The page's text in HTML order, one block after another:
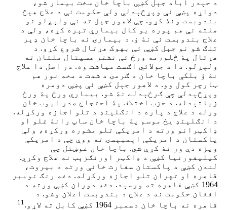
د حېدر اباد جېل کښې باچا خان سخت بیمار شو،
دواړه پښې ئې وپړڅېدلې ولې حکومت ئې د علاج هېڅ
بندوبست ونۀ کړو. چې لاهور جېل ته ئې ولېږلو نو
هلته ئې هم پوره یو کال بیماري تېره کړه، ولې د
علاج بندوبست ئې نۀ ؤ. د بیمارۍ نه باچا خان ډېر
تنګ شو نو جېل کښې ئې بهوک هړتال شروع کړو. د
هړتال پۀ څلورمه ورځ ئې نشتر هسپتال ملتان ته
ولېږلو. دا د جولائي اګست میاشت وه. در اصل دا علاج
نۀ ؤ بلکې باچا خان د ګرمۍ د شدت د مخه نور هم
ټارچر کول وو. د لاهور جېل کښې ئې پښې دومره
وپړڅېدلې چې ګرځېدلے نۀ شو. بیماري ورځ پۀ ورځ
زیاتېدله. د حزب اختلاف پۀ احتجاج صدر ایوب خان
ورله د علاج د پاره د انګلېنډ د تلو اجازه ورکړله.
د انګلېنډ یخ موسم پۀ باچا خان ساپ رانۀ غلو او
ډاکټرانو ورته د امریکې تلو مشوره ورکړه، ولې
پاکستان د امریکې اېمبېسۍ ته ووې چې د امریکې
ویزه دې ور نۀ کړې شي. باچا خان غوښتل چې
کیلیفورنیا کښې د ډاکټر اورنګزېب نه علاج وکړي.
لندن کښې د پاکستان سفارت خانې ورته د بیروت،
قاهره او تهران تلو اجازه ورکړله. دغه رنګ نومبر
1964 کښې قاهره ته ورسېد. دغه دوران کښې ورته د
افغان حکومت نه د علاج د بندوبست اعلان وشو. د
قاهره نه باچا خان دسمبر 1964 کښې کابل ته لاړو.
11